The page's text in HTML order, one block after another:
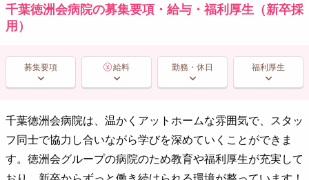
千葉徳洲会病院の募集要項・給与・福利厚生（新卒採
用）
募集要項 給料 勤務・休日 福利厚生
千葉徳洲会病院は、温かくアットホームな雰囲気で、スタッ
フ同士で協力し合いながら学びを深めていくことができま
す。徳洲会グループの病院のため教育や福利厚生が充実して